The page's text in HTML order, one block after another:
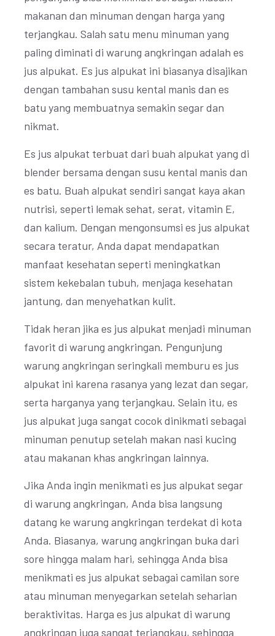
makanan dan minuman dengan harga yang
terjangkau. Salah satu menu minuman yang
paling diminati di warung angkringan adalah es
jus alpukat. Es jus alpukat ini biasanya disajikan
dengan tambahan susu kental manis dan es
batu yang membuatnya semakin segar dan
nikmat.
Es jus alpukat terbuat dari buah alpukat yang di
blender bersama dengan susu kental manis dan
es batu. Buah alpukat sendiri sangat kaya akan
nutrisi, seperti lemak sehat, serat, vitamin E,
dan kalium. Dengan mengonsumsi es jus alpukat
secara teratur, Anda dapat mendapatkan
manfaat kesehatan seperti meningkatkan
sistem kekebalan tubuh, menjaga kesehatan
jantung, dan menyehatkan kulit.
Tidak heran jika es jus alpukat menjadi minuman
favorit di warung angkringan. Pengunjung
warung angkringan seringkali memburu es jus
alpukat ini karena rasanya yang lezat dan segar,
serta harganya yang terjangkau. Selain itu, es
jus alpukat juga sangat cocok dinikmati sebagai
minuman penutup setelah makan nasi kucing
atau makanan khas angkringan lainnya.
Jika Anda ingin menikmati es jus alpukat segar
di warung angkringan, Anda bisa langsung
datang ke warung angkringan terdekat di kota
Anda. Biasanya, warung angkringan buka dari
sore hingga malam hari, sehingga Anda bisa
menikmati es jus alpukat sebagai camilan sore
atau minuman menyegarkan setelah seharian
beraktivitas. Harga es jus alpukat di warung
angkringan juga sangat terjangkau, sehingga